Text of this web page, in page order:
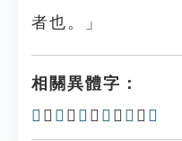
者也。」
相關異體字：
𠪰 、 愿 、 𢥧 、 𩕮 、 𩕾 、 𩔊